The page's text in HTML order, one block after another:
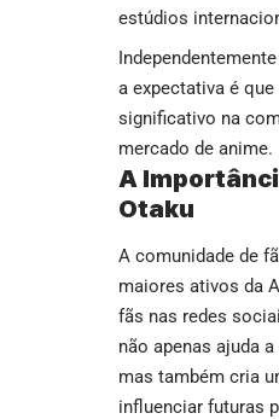
estúdios
a expectativa é
significativo na
mercado de anime.
A
Otaku
A comunidade de
maiores ativos da
fãs nas redes
não apenas ajuda
mas também cria
influenciar futuras